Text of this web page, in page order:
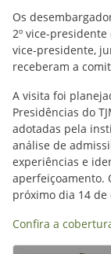
Os
2º vice-presidente
vice-presidente,
receberam a
A visita foi
Presidências do
adotadas pela
análise de
experiências e
aperfeiçoamento.
próximo dia 14
Confira a